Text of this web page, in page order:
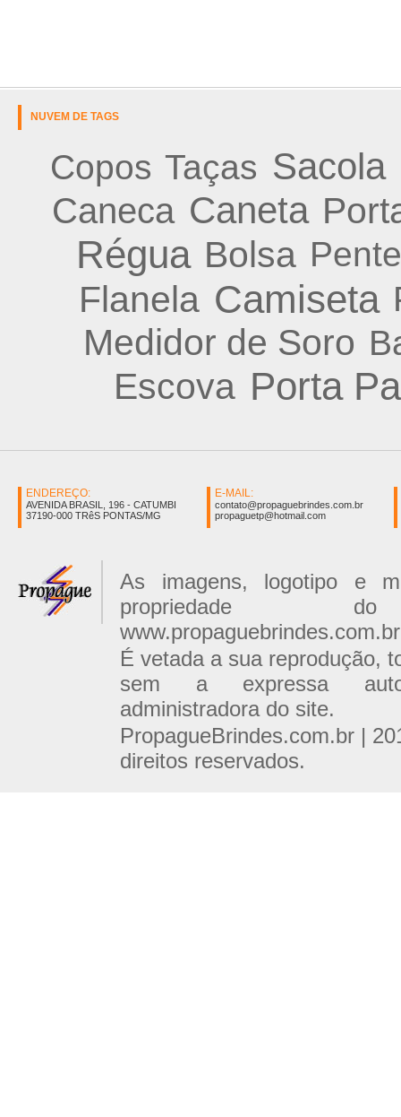
NUVEM DE TAGS
Copos Taças Sacola
Caneca Caneta
Régua Bolsa Pente
Flanela Camiseta
Medidor de Soro
Escova Porta
ENDEREÇO:
AVENIDA BRASIL, 196 - CATUMBI
37190-000 TRêS PONTAS/MG
E-MAIL:
contato@propaguebrindes.com.br
propaguetp@hotmail.com
As imagens, logotipo e
propriedade
É vetada a sua reprodução,
sem a expressa
administradora do site.
PropagueBrindes.com.br |
direitos reservados.